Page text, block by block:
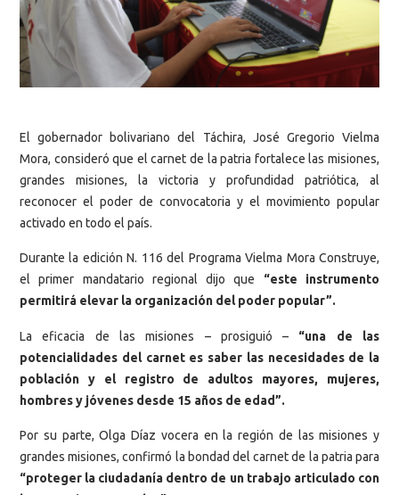
El gobernador bolivariano del Táchira, José Gregorio Vielma
Mora, consideró que el carnet de la patria fortalece las misiones,
grandes misiones, la victoria y profundidad patriótica, al
reconocer el poder de convocatoria y el movimiento popular
activado en todo el país.
Durante la edición N. 116 del Programa Vielma Mora Construye,
el primer mandatario regional dijo que “este instrumento
permitirá elevar la organización del poder popular”.
La eficacia de las misiones – prosiguió – “una de las
potencialidades del carnet es saber las necesidades de la
población y el registro de adultos mayores, mujeres,
hombres y jóvenes desde 15 años de edad”.
Por su parte, Olga Díaz vocera en la región de las misiones y
grandes misiones, confirmó la bondad del carnet de la patria para
“proteger la ciudadanía dentro de un trabajo articulado con